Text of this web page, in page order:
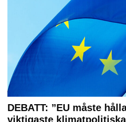
DEBATT: ”EU måste
viktigaste